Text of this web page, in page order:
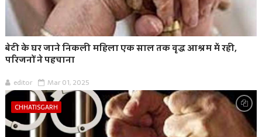
बेटी के घर जाने निकली महिला एक साल तक वृद्ध आश्रम में रही,
परिजनों ने पहचाना
editor Mar 01, 2025
CHHATISGARH